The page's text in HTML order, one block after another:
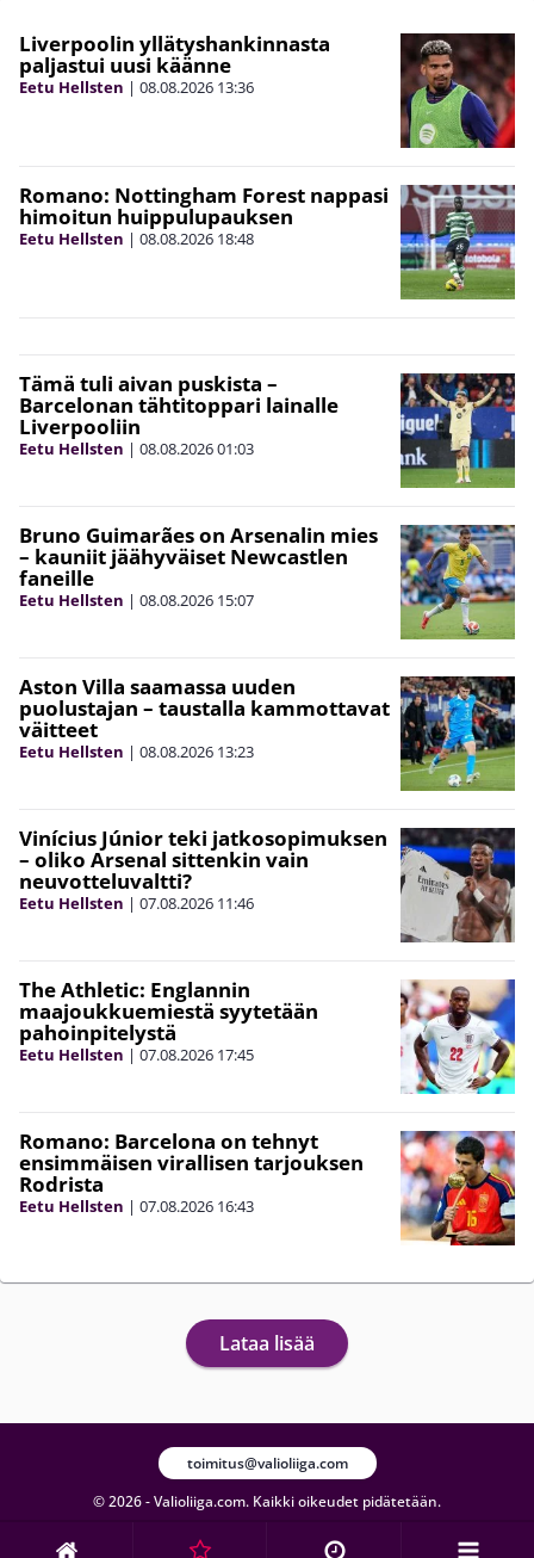
Liverpoolin yllätyshankinnasta
paljastui uusi käänne
Eetu Hellsten | 08.08.2026 13:36
Romano: Nottingham Forest nappasi
himoitun huippulupauksen
Eetu Hellsten | 08.08.2026 18:48
Tämä tuli aivan puskista –
Barcelonan tähtitoppari lainalle
Liverpooliin
Eetu Hellsten | 08.08.202601:03
Bruno Guimarães on Arsenalin mies
– kauniit jäähyväiset Newcastlen
faneille
Eetu Hellsten | 08.08.2026 15:07
Aston Villa saamassa uuden
puolustajan – taustalla kammottavat
väitteet
Eetu Hellsten | 08.08.2026 13:23
Vinícius Júnior teki jatkosopimuksen
– oliko Arsenal sittenkin vain
neuvotteluvaltti?
Eetu Hellsten | 07.08.2026 11:46
The Athletic: Englannin
maajoukkuemiestä syytetään
pahoinpitelystä
Eetu Hellsten | 07.08.2026 17:45
Romano: Barcelona on tehnyt
ensimmäisen virallisen tarjouksen
Rodrista
Eetu Hellsten | 07.08.2026 16:43
Lataa lisää
© 2026 - Valioliiga.com. Kaikki oikeudet pidätetään.
toimitus@valioliiga.com